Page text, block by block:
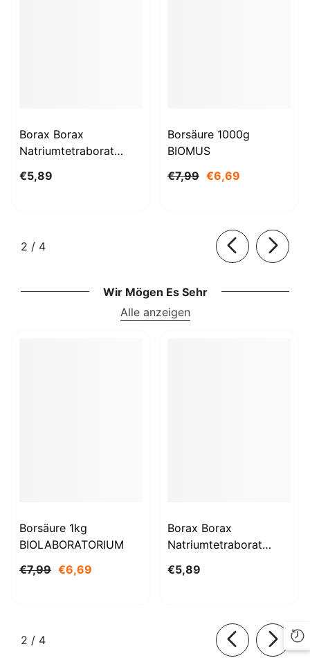
Borax Borax
Natriumtetraborat
STANLAB
€5,89
Borsäure 1000g
BIOMUS
€7,99 €6,69
2 / von
4
Wir Mögen Es Sehr
Alle anzeigen
Borsäure 1kg
BIOLABORATORIUM
€7,99 €6,69
Borax Borax
Natriumtetraborat
BioLaboratorium
€5,89
2 / von
4